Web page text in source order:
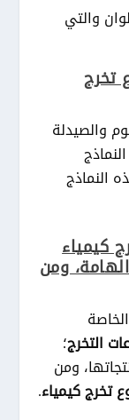
والتي
تخرج
والصيدلة
النماذج
كيمياء
ومن
التخرج؛
ومن
تخرجكيمياء.